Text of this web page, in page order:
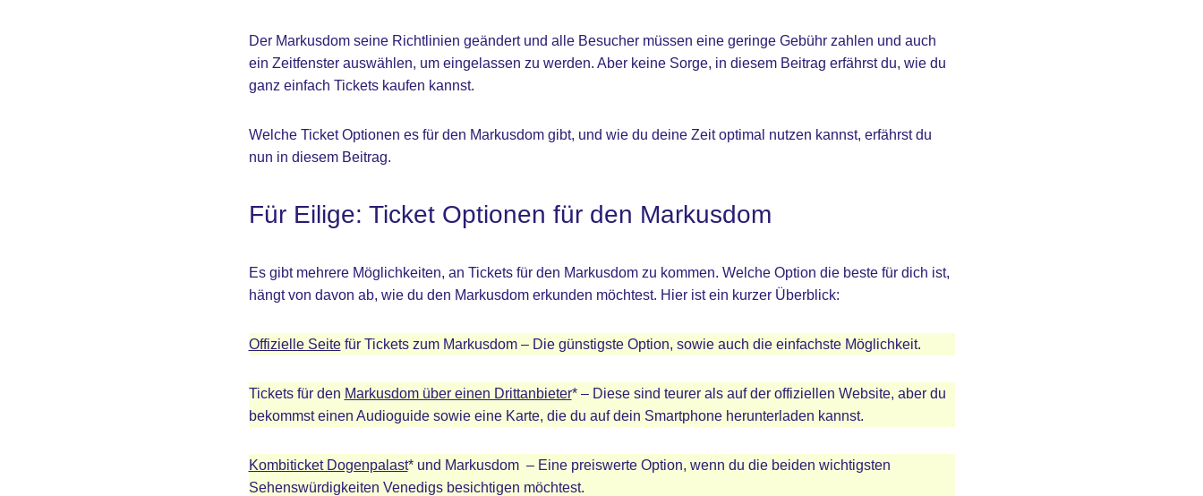
Der Markusdom seine Richtlinien geändert und alle Besucher müssen eine geringe Gebühr zahlen und auch
ein Zeitfenster auswählen, um eingelassen zu werden. Aber keine Sorge, in diesem Beitrag erfährst du, wie du
ganz einfach Tickets kaufen kannst.
Welche Ticket Optionen es für den Markusdom gibt, und wie du deine Zeit optimal nutzen kannst, erfährst du
nun in diesem Beitrag.
Für Eilige: Ticket Optionen für den Markusdom
Es gibt mehrere Möglichkeiten, an Tickets für den Markusdom zu kommen. Welche Option die beste für dich ist,
hängt von davon ab, wie du den Markusdom erkunden möchtest. Hier ist ein kurzer Überblick:
Offizielle Seitefür Tickets zum Markusdom – Die günstigste Option, sowie auch die einfachste Möglichkeit.
Tickets für den Markusdom über einen Drittanbieter* – Diese sind teurer als auf der offiziellen Website, aber du
bekommst einen Audioguide sowie eine Karte, die du auf dein Smartphone herunterladen kannst.
Kombiticket Dogenpalast* und Markusdom – Eine preiswerte Option, wenn du die beiden wichtigsten
Sehenswürdigkeiten Venedigs besichtigen möchtest.